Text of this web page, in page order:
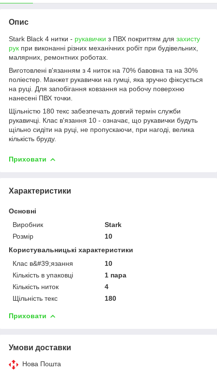
Опис
Stark Black 4 нитки - рукавички з ПВХ покриттям для захисту
рук при виконанні різних механічних робіт при будівельних,
малярних, ремонтних роботах.
Виготовлені в'язанням з 4 ниток на 70% бавовна та на 30%
поліестер. Манжет рукавички на гумці, яка зручно фіксується
на руці. Для запобігання ковзання на робочу поверхню
нанесені ПВХ точки.
Щільністю 180 текс забезпечать довгий термін служби
рукавичці. Клас в'язання 10 - означає, що рукавички будуть
щільно сидіти на руці, не пропускаючи, при нагоді, велика
кількість бруду.
Приховати
Характеристики
Основні
Виробник
Stark
Розмір
10
Користувальницькі характеристики
Клас в&#39;язання
10
Кількість в упаковці
1 пара
Кількість ниток
4
Щільність текс
180
Приховати
Умови доставки
Нова Пошта